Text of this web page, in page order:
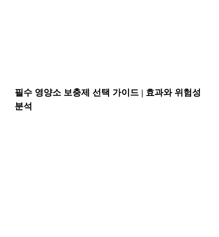
필수 영양소 보충제 선택 가이드 | 효과와 위험성
분석